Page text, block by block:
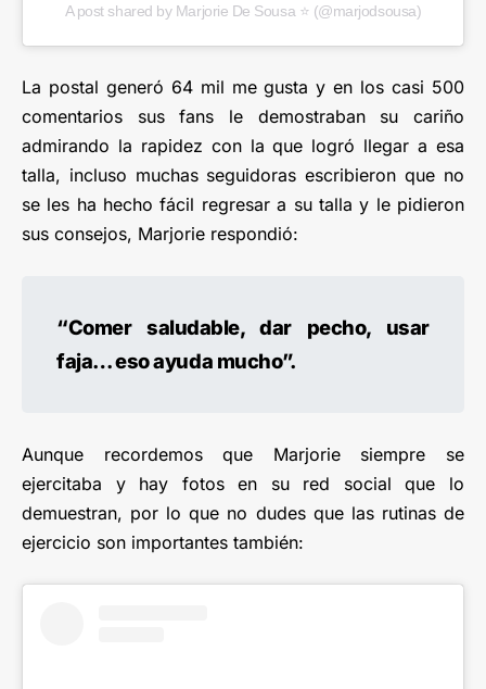
A post shared by Marjorie De Sousa ⭐️ (@marjodsousa)
La postal generó 64 mil me gusta y en los casi 500
comentarios sus fans le demostraban su cariño
admirando la rapidez con la que logró llegar a esa
talla, incluso muchas seguidoras escribieron que no
se les ha hecho fácil regresar a su talla y le pidieron
sus consejos, Marjorie respondió:
“Comer saludable, dar pecho, usar
faja… eso ayuda mucho”.
Aunque recordemos que Marjorie siempre se
ejercitaba y hay fotos en su red social que lo
demuestran, por lo que no dudes que las rutinas de
ejercicio son importantes también: